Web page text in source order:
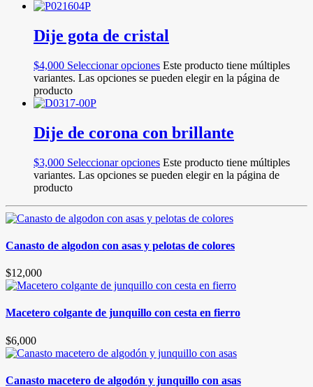
Dije gota de cristal
$4,000 Seleccionar opciones Este producto tiene múltiples
variantes. Las opciones se pueden elegir en la página de
producto
Dije de corona con brillante
$3,000 Seleccionar opciones Este producto tiene múltiples
variantes. Las opciones se pueden elegir en la página de
producto
Canasto de algodon con asas y pelotas de colores
$12,000
Macetero colgante de junquillo con cesta en fierro
$6,000
Canasto macetero de algodón y junquillo con asas